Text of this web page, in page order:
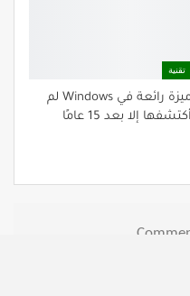
تقنية
ميزة رائعة في Windows لم
أكتشفها إلا بعد 15 عامًا